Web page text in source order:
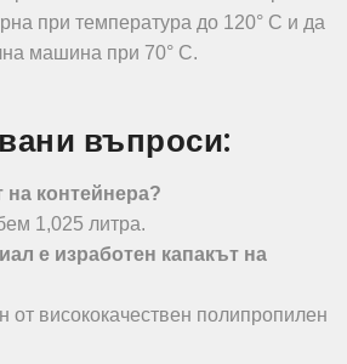
при температура до 120° C и да
машина при 70° C.
въпроси:
контейнера?
1,025 литра.
е изработен капакът на
от висококачествен полипропилен